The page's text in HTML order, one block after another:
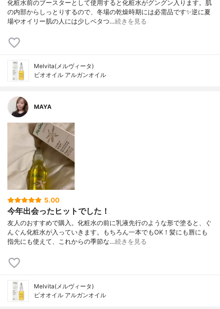
化粧水前のブースターとして使用すると化粧水がグングン入ります。肌
の内部からしっとりするので、冬場の乾燥時期には必需品です✨逆に夏
場やオイリー肌の人には少しベタつ…続きを見る
Melvita(メルヴィータ)
ビオオイル アルガンオイル
MAYA
5.00
今年出会ったヒットでした！
友人のおすすめで購入。化粧水の前に乳液先行のような形で塗ると、ぐ
んぐん化粧水が入っていきます。もちろん一本でもOK！髪にも唇にも
指先にも使えて、これからの季節な…続きを見る
Melvita(メルヴィータ)
ビオオイル アルガンオイル